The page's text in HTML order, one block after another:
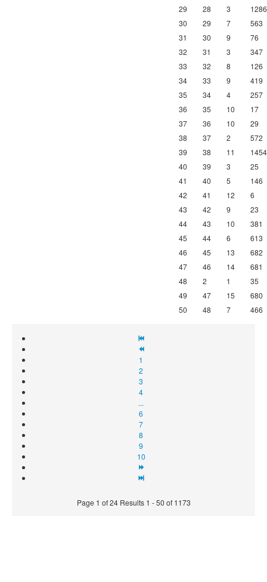
29
28 3
1286
30
29 7
563
31
30 9
76
32
31 3
347
33
32 8
126
34
33 9
419
35
34 4
257
36
35 10
17
37
36 10
29
38
37 2
572
39
38 11
1454
40
39 3
25
41
40 5
146
42
41 12
6
43
42 9
23
44
43 10
381
45
44 6
613
46
45 13
682
47
46 14
681
48
2 1
35
49
47 15
680
50
48 7 466
1
2
3
4
...
6
7
8
9
10
Page 1 of 24 Results 1 - 50 of 1173